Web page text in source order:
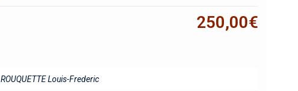
250,00€
ROUQUETTE Louis-Frederic